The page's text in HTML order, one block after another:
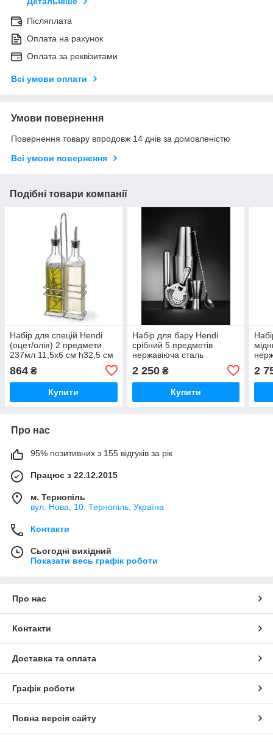
Післяплата
Оплата на рахунок
Оплата за реквізитами
Всі умови оплати
Умови повернення
Повернення товару впродовж 14 днів за домовленістю
Всі умови повернення
Подібні товари компанії
Набір для спецій Hendi
(оцет/олія) 2 предмети
237мл 11,5х6 см h32,5 см
864 ₴
Купити
Набір для бару Hendi
срібний 5 предметів
нержавіюча сталь
2 250₴
Купити
2
Про нас
95% позитивних з 155 відгуків за рік
Працює з 22.12.2015
м. Тернопіль
вул. Нова, 10, Тернопіль, Україна
Контакти
Сьогодні вихідний
Показати весь графік роботи
Про нас
Контакти
Доставка та оплата
Графік роботи
Повна версія сайту